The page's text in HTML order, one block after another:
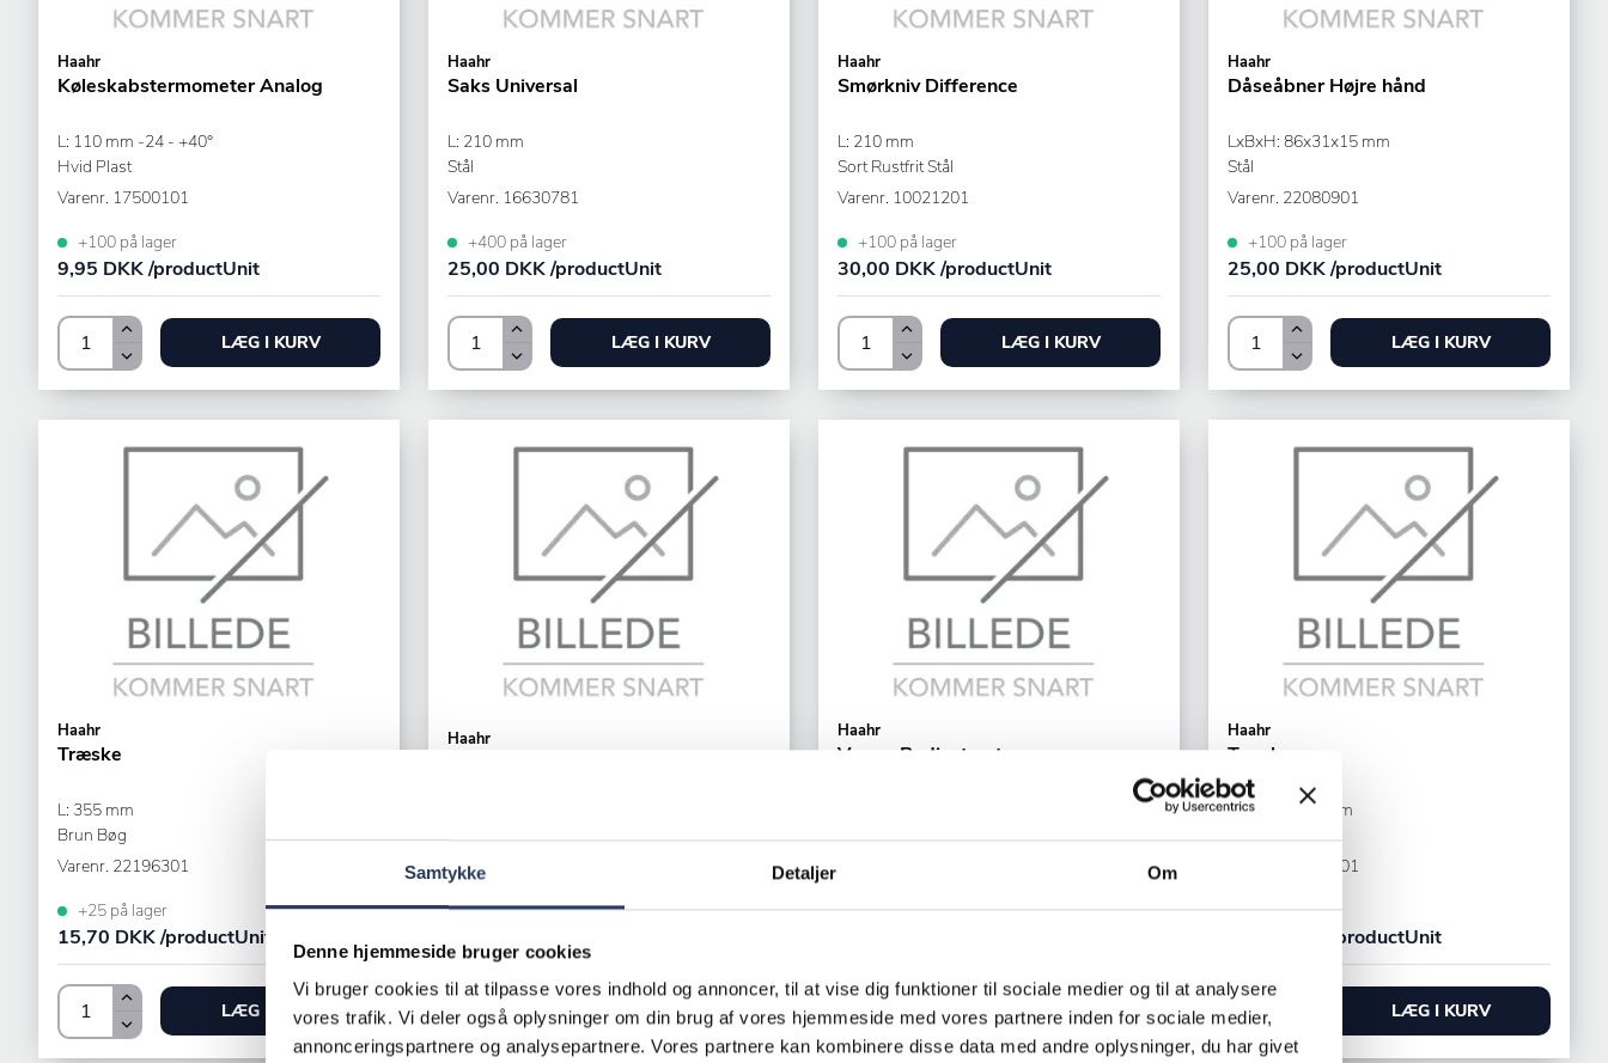
Samtykke Detaljer Om
Denne hjemmeside bruger cookies
Vi bruger cookies til at tilpasse vores indhold og annoncer, til at vise dig funktioner til sociale medier og til at analysere
vores trafik. Vi deler også oplysninger om din brug af vores hjemmeside med vores partnere inden for sociale medier,
annonceringspartnere og analysepartnere. Vores partnere kan kombinere disse data med andre oplysninger, du har givet
Haahr
Køleskabstermometer Analog
L: 110 mm -24 - +40°
Hvid Plast
Varenr. 17500101
+100 på lager
9,95 DKK /productUnit
LÆG I KURV
Haahr
Saks Universal
L: 210 mm
Stål
Varenr. 16630781
+400 på lager
25,00 DKK /productUnit
LÆG I KURV
Haahr
Smørkniv Difference
L: 210 mm
Sort Rustfrit Stål
Varenr. 10021201
+100 på lager
30,00 DKK /productUnit
LÆG I KURV
Haahr
Dåseåbner Højre hånd
LxBxH: 86x31x15 mm
Stål
Varenr. 22080901
+100 på lager
25,00 DKK /productUnit
LÆG I KURV
Haahr
Træske
L: 355 mm
Brun Bøg
Varenr. 22196301
+25 på lager
15,70 DKK /productUnit
LÆG I KURV
Haahr
+50 på lager
LÆG I KURV
Haahr
Vægur Radiostyret
Hvid Aluminium
+1 på lager
LÆG I KURV
Haahr
Træske
ØxL: 90x400 mm
Brun Bøg
22195401
+25 på lager
25,00 DKK /productUnit
LÆG I KURV